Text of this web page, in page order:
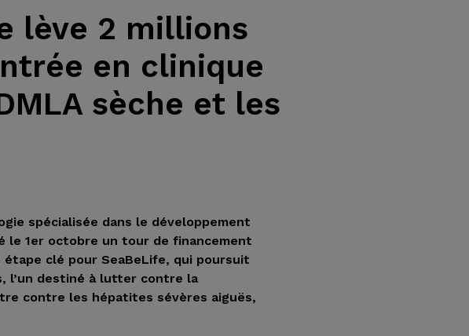
lève 2 millions
en clinique
sèche et les
spécialisée dans le développement
le 1er octobre un tour de financement
étape clé pour SeaBeLife, qui poursuit
l’un destiné à lutter contre la
contre les hépatites sévères aiguës,